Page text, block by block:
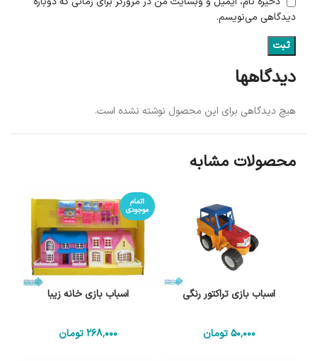
دیدگاهها
هیچ دیدگاهی برای این محصول نوشته نشده است.
دیدگاهی می‌نویسم.
محصولات مشابه
اسباب بازی تراکتور رنگی
50٬000 تومان
اتمام
موجودی
اسباب بازی خانه زیبا
268٬000تومان